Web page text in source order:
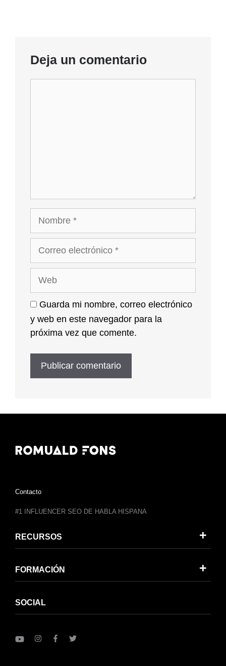
Deja un comentario
Nombre
Guarda mi nombre, correo electrónico
y web en este navegador para la
próxima vez que comente.
Contacto
#1 INFLUENCER SEO DE HABLA HISPANA
RECURSOS
FORMACIÓN
SOCIAL